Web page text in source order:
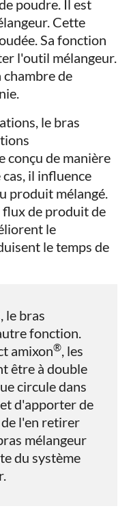
poudre. Il est
Cette
Sa fonction
l'outil mélangeur.
chambre de
le bras
conçu de manière
il influence
produit mélangé.
flux de produit de
le
le temps de
le bras
fonction.
amixon®, les
être à double
circule dans
d'apporter de
l'en retirer
mélangeur
du système